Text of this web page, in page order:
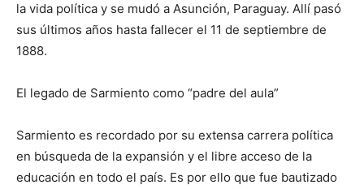
la vida política y se mudó a Asunción, Paraguay. Allí pasó
sus últimos años hasta fallecer el 11 de septiembre de
1888.
El legado de Sarmiento como “padre del aula”
Sarmiento es recordado por su extensa carrera política
en búsqueda de la expansión y el libre acceso de la
educación en todo el país. Es por ello que fue bautizado